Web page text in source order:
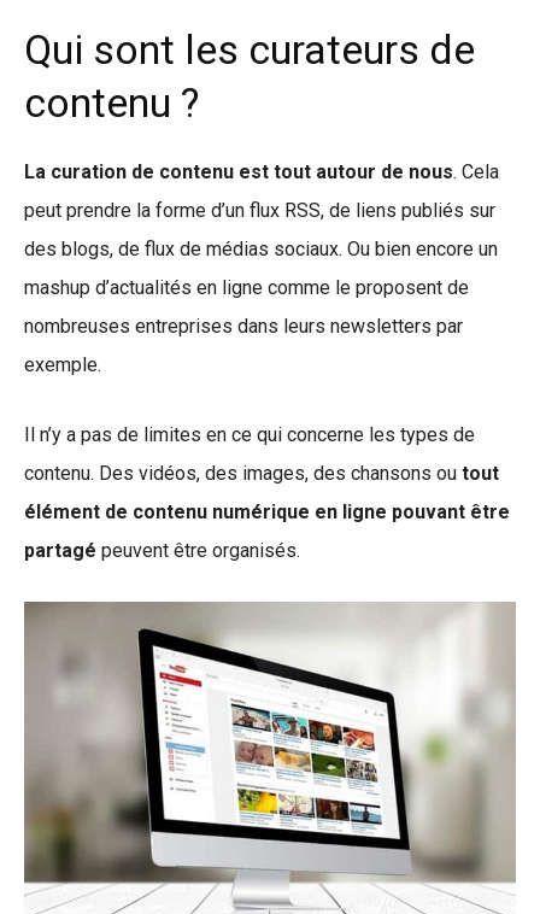
Qui sont les curateurs de
contenu ?
La curation de contenu est tout autour de nous. Cela
peut prendre la forme d’un flux RSS, de liens publiés sur
des blogs, de flux de médias sociaux. Ou bien encore un
mashup d’actualités en ligne comme le proposent de
nombreuses entreprises dans leurs newsletters par
exemple.
Il n’y a pas de limites en ce qui concerne les types de
contenu. Des vidéos, des images, des chansons ou tout
élément de contenu numérique en ligne pouvant être
partagé peuvent être organisés.